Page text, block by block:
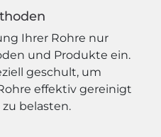
Ihrer Rohre nur
und Produkte ein.
geschult, um
effektiv gereinigt
belasten.